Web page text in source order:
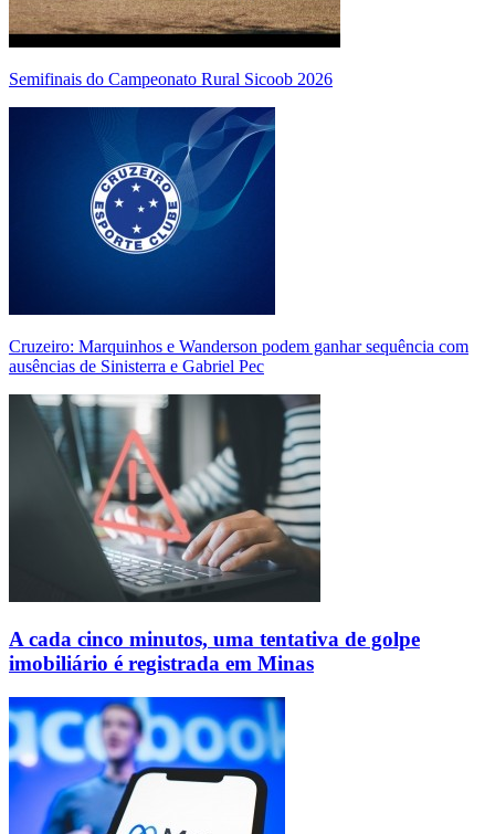
Semifinais do Campeonato Rural Sicoob 2026
Cruzeiro: Marquinhos e Wanderson podem ganhar sequência com
ausências de Sinisterra e Gabriel Pec
A cada cinco minutos, uma tentativa de golpe
imobiliário é registrada em Minas